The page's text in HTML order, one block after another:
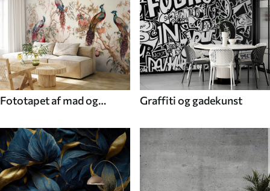
Fototapet af mad og
Graffiti og gadekunst